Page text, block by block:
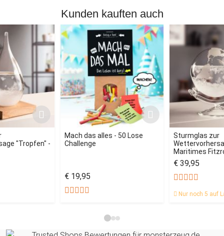
Kunden kauften auch
"Tropfen" -
Mach das alles - 50 Lose
Challenge
€ 19,95
Sturmglas zur
Maritimes
€ 39,95
Nur noch 5 auf